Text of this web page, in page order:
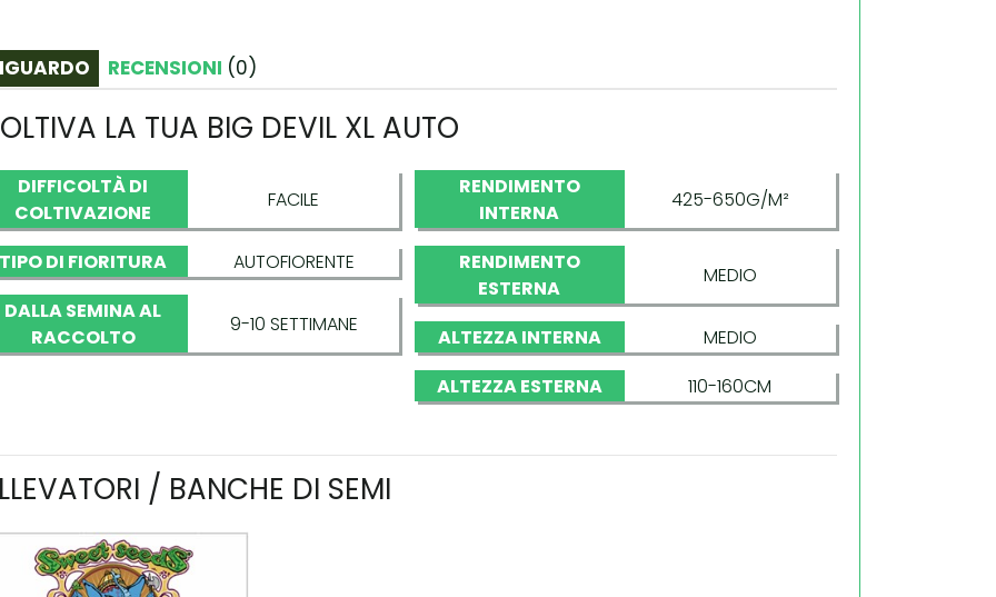
RECENSIONI (0)
LA TUA BIG DEVIL XL AUTO
DIFFICOLTÀ DI
COLTIVAZIONE
FACILE
TIPO DI FIORITURA
AUTOFIORENTE
DALLA SEMINA AL
RACCOLTO
9-10 SETTIMANE
RENDIMENTO
INTERNA
425-650G/M²
RENDIMENTO
ESTERNA
MEDIO
ALTEZZA INTERNA
MEDIO
ALTEZZA ESTERNA
110-160CM
/ BANCHE DI SEMI